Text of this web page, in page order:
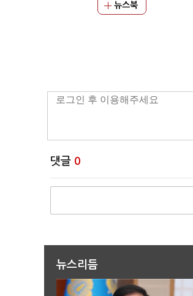
뉴스북
댓글 0
뉴스리듬